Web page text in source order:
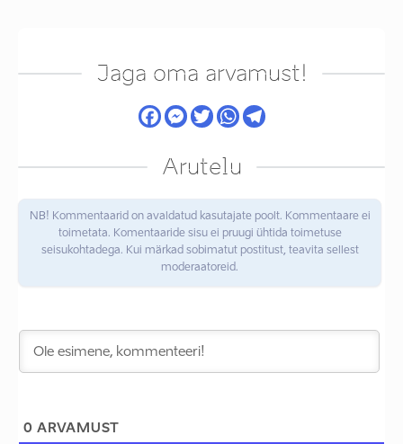
Jaga oma arvamust!
Arutelu
NB! Kommentaarid on avaldatud kasutajate poolt. Kommentaare ei
toimetata. Komentaaride sisu ei pruugi ühtida toimetuse
seisukohtadega. Kui märkad sobimatut postitust, teavita sellest
moderaatoreid.
0 ARVAMUST